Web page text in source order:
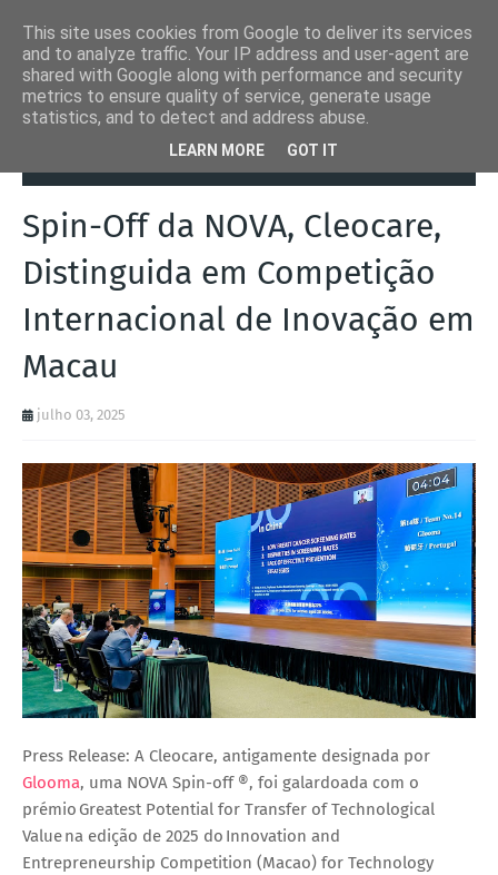
Spin-Off da NOVA, Cleocare, Distinguida em
Spin-Off da NOVA, Cleocare,
Distinguida em Competição
Internacional de Inovação em
Macau
julho 03, 2025
Press Release: A Cleocare, antigamente designada por
Glooma, uma NOVA Spin-off ®, foi galardoada com o
prémio Greatest Potential for Transfer of Technological
Value na edição de 2025 do Innovation and
Entrepreneurship Competition (Macao) for Technology
This site uses cookies from Google to deliver its services
and to analyze traffic. Your IP address and user-agent are
shared with Google along with performance and security
metrics to ensure quality of service, generate usage
statistics, and to detect and address abuse.
LEARN MORE GOT IT